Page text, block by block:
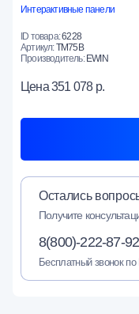
Интерактивные панели
ID товара:6228
Артикул:TM75B
Производитель: EWIN
Цена351 078 р.
Остались
Получите
8(800)-222-87-92
Бесплатный звонок по